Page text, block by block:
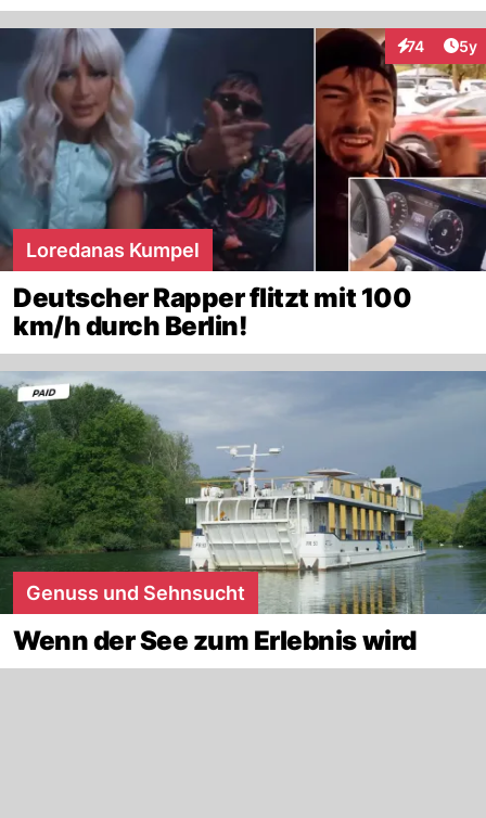
74 5y
Loredanas Kumpel
Deutscher Rapper flitzt mit 100
km/h durch Berlin!
Genuss und Sehnsucht
Wenn der See zum Erlebnis wird